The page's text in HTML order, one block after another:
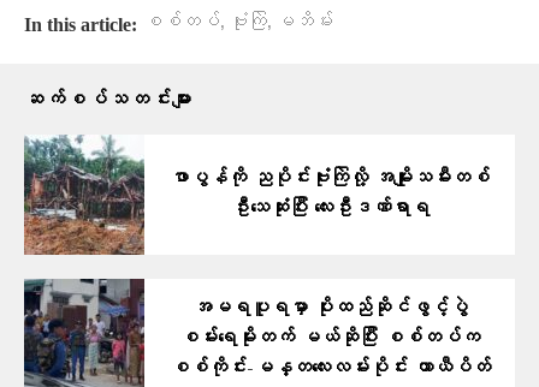
In this article: စစ်တပ်, ဗုံးကြဲ, မဘိမ်း
ဆက်စပ်သတင်းများ
ဖာပွန်ကို ညပိုင်းဗုံးကြဲလို့ အမျိုးသမီးတစ်
ဦးသေဆုံးပြီး လေးဦးဒဏ်ရာရ
အမရပူရမှာ ပိုးထည်ဆိုင်ဖွင့်ပွဲ
စမ်းရေမိုးတက် မယ်ဆိုပြီး စစ်တပ်က
စစ်ကိုင်း-မန္တလေးလမ်းပိုင်း ယာယီပိတ်